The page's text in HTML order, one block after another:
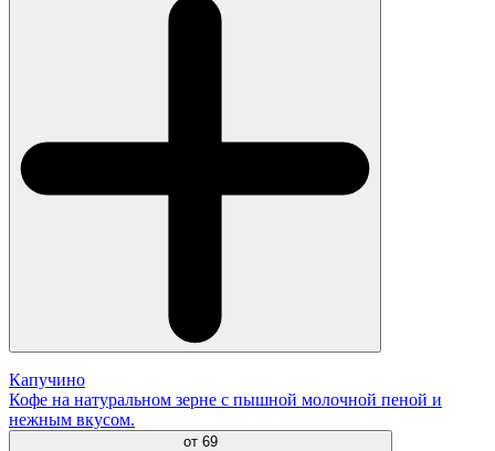
Капучино
Кофе на натуральном зерне с пышной молочной пеной и
нежным вкусом.
от 69